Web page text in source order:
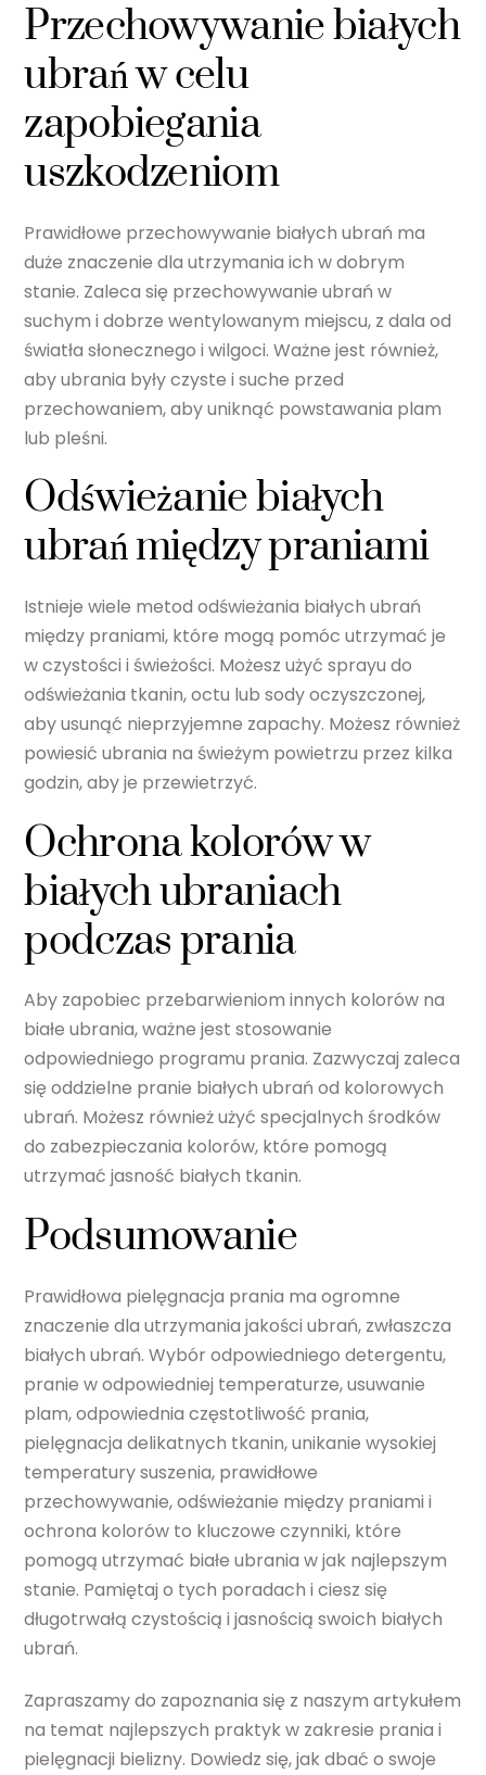
Przechowywanie białych
ubrań w celu
zapobiegania
uszkodzeniom
Prawidłowe przechowywanie białych ubrań ma
duże znaczenie dla utrzymania ich w dobrym
stanie. Zaleca się przechowywanie ubrań w
suchym i dobrze wentylowanym miejscu, z dala od
światła słonecznego i wilgoci. Ważne jest również,
aby ubrania były czyste i suche przed
przechowaniem, aby uniknąć powstawania plam
lub pleśni.
Odświeżanie białych
ubrań między praniami
Istnieje wiele metod odświeżania białych ubrań
między praniami, które mogą pomóc utrzymać je
w czystości i świeżości. Możesz użyć sprayu do
odświeżania tkanin, octu lub sody oczyszczonej,
aby usunąć nieprzyjemne zapachy. Możesz również
powiesić ubrania na świeżym powietrzu przez kilka
godzin, aby je przewietrzyć.
Ochrona kolorów w
białych ubraniach
podczas prania
Aby zapobiec przebarwieniom innych kolorów na
białe ubrania, ważne jest stosowanie
odpowiedniego programu prania. Zazwyczaj zaleca
się oddzielne pranie białych ubrań od kolorowych
ubrań. Możesz również użyć specjalnych środków
do zabezpieczania kolorów, które pomogą
utrzymać jasność białych tkanin.
Podsumowanie
Prawidłowa pielęgnacja prania ma ogromne
znaczenie dla utrzymania jakości ubrań, zwłaszcza
białych ubrań. Wybór odpowiedniego detergentu,
pranie w odpowiedniej temperaturze, usuwanie
plam, odpowiednia częstotliwość prania,
pielęgnacja delikatnych tkanin, unikanie wysokiej
temperatury suszenia, prawidłowe
przechowywanie, odświeżanie między praniami i
ochrona kolorów to kluczowe czynniki, które
pomogą utrzymać białe ubrania w jak najlepszym
stanie. Pamiętaj o tych poradach i ciesz się
długotrwałą czystością i jasnością swoich białych
ubrań.
Zapraszamy do zapoznania się z naszym artykułem
na temat najlepszych praktyk w zakresie prania i
pielęgnacji bielizny. Dowiedz się, jak dbać o swoje